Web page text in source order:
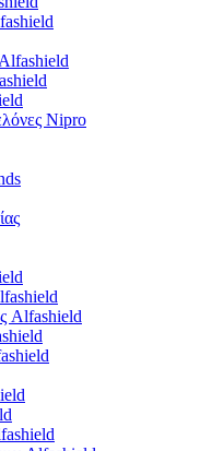
Nipro
Alfashield